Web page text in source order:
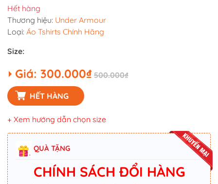
Hết hàng
Thương hiệu: Under Armour
Loại: Áo Tshirts Chính Hãng
Size:
Giá: 300.000₫ 500.000₫
HẾT HÀNG
+ Xem hướng dẫn chọn size
QUÀ TẶNG
CHÍNH SÁCH ĐỔI HÀNG